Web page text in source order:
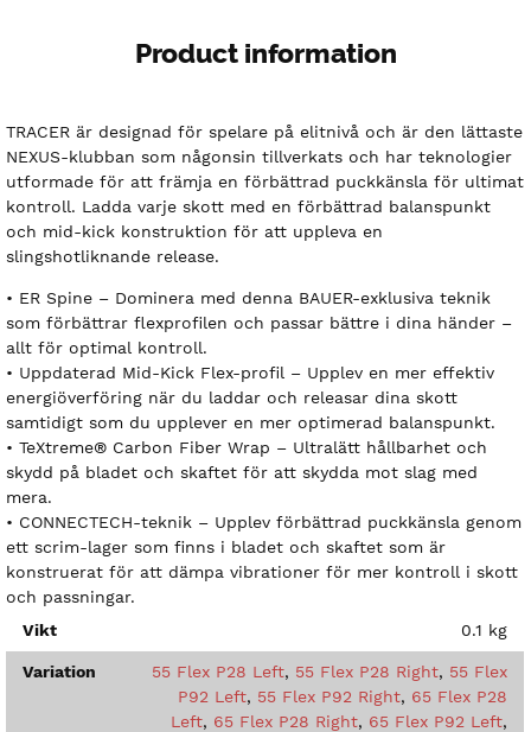
Product information
TRACER är designad för spelare på elitnivå och är den lättaste
NEXUS-klubban som någonsin tillverkats och har teknologier
utformade för att främja en förbättrad puckkänsla för ultimat
kontroll. Ladda varje skott med en förbättrad balanspunkt
och mid-kick konstruktion för att uppleva en
slingshotliknande release.
• ER Spine – Dominera med denna BAUER-exklusiva teknik
som förbättrar flexprofilen och passar bättre i dina händer –
allt för optimal kontroll.
• Uppdaterad Mid-Kick Flex-profil – Upplev en mer effektiv
energiöverföring när du laddar och releasar dina skott
samtidigt som du upplever en mer optimerad balanspunkt.
• TeXtreme® Carbon Fiber Wrap – Ultralätt hållbarhet och
skydd på bladet och skaftet för att skydda mot slag med
mera.
• CONNECTECH-teknik – Upplev förbättrad puckkänsla genom
ett scrim-lager som finns i bladet och skaftet som är
konstruerat för att dämpa vibrationer för mer kontroll i skott
och passningar.
Vikt
0.1 kg
Variation 55 Flex P28 Left, 55 Flex P28 Right, 55 Flex
P92 Left, 55 Flex P92 Right, 65 Flex P28
Left, 65 Flex P28 Right, 65 Flex P92 Left,